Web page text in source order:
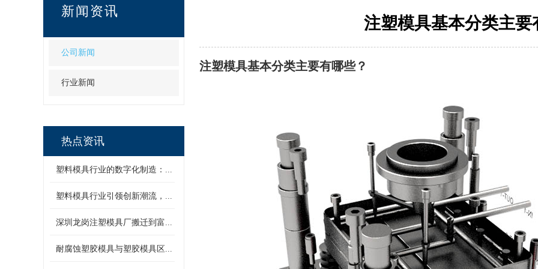
新闻资讯
公司新闻
行业新闻
热点资讯
塑料模具行业的数字化制造：...
塑料模具行业引领创新潮流，...
深圳龙岗注塑模具厂搬迁到富...
耐腐蚀塑胶模具与塑胶模具区...
注塑模具基本分类主要
注塑模具基本分类主要有哪些？